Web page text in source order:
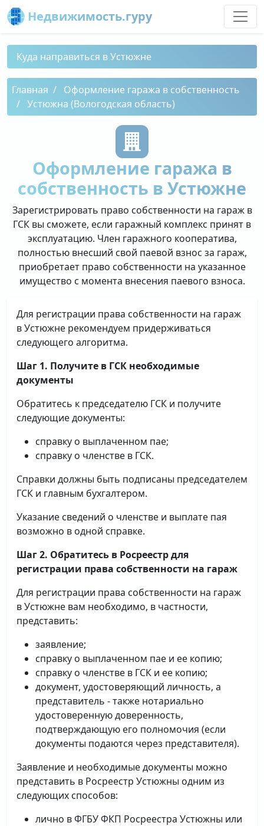
Недвижимость.гуру
Куда направиться в Устюжне
Главная
Оформление гаража в собственность
Устюжна (Вологодская область)
Оформление гаража в
собственность в Устюжне
Зарегистрировать право собственности на гараж в
ГСК вы сможете, если гаражный комплекс принят в
эксплуатацию. Член гаражного кооператива,
полностью внесший свой паевой взнос за гараж,
приобретает право собственности на указанное
имущество с момента внесения паевого взноса.
Для регистрации права собственности на гараж
в Устюжне рекомендуем придерживаться
следующего алгоритма.
Шаг 1. Получите в ГСК необходимые
документы
Обратитесь к председателю ГСК и получите
следующие документы:
справку о выплаченном пае;
справку о членстве в ГСК.
Справки должны быть подписаны председателем
ГСК и главным бухгалтером.
Указание сведений о членстве и выплате пая
возможно в одной справке.
Шаг 2. Обратитесь в Росреестр для
регистрации права собственности на гараж
Для регистрации права собственности на гараж
в Устюжне вам необходимо, в частности,
представить:
заявление;
справку о выплаченном пае и ее копию;
справку о членстве в ГСК и ее копию;
документ, удостоверяющий личность, а
представитель - также нотариально
удостоверенную доверенность,
подтверждающую его полномочия (если
документы подаются через представителя).
Заявление и необходимые документы можно
представить в Росреестр Устюжны одним из
следующих способов:
лично в ФГБУ ФКП Росреестра Устюжны или